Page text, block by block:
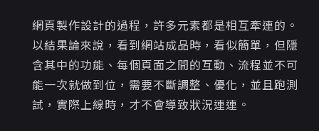
網頁製作設計的過程，許多元素都是相互牽連的。
以結果論來說，看到網站成品時，看似簡單，但隱
含其中的功能、每個頁面之間的互動、流程並不可
能一次就做到位，需要不斷調整、優化，並且跑測
試，實際上線時，才不會導致狀況連連。